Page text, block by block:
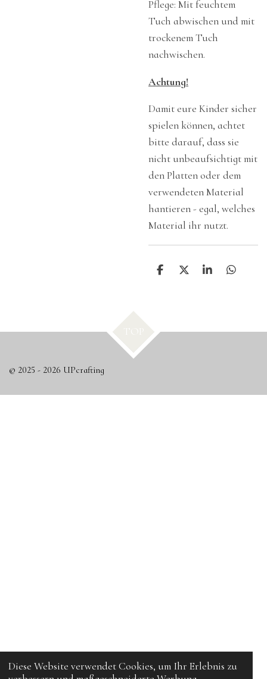
Diese Website verwendet Cookies, um Ihr Erlebnis zu
Pflege: Mit feuchtem
Tuch abwischen und mit
trockenem Tuch
nachwischen.
Achtung!
Damit eure Kinder sicher
spielen können, achtet
bitte darauf, dass sie
nicht unbeaufsichtigt mit
den Platten oder dem
verwendeten Material
hantieren - egal, welches
Material ihr nutzt.
T
T
T
T
© 2025 - 2026 UPcrafting